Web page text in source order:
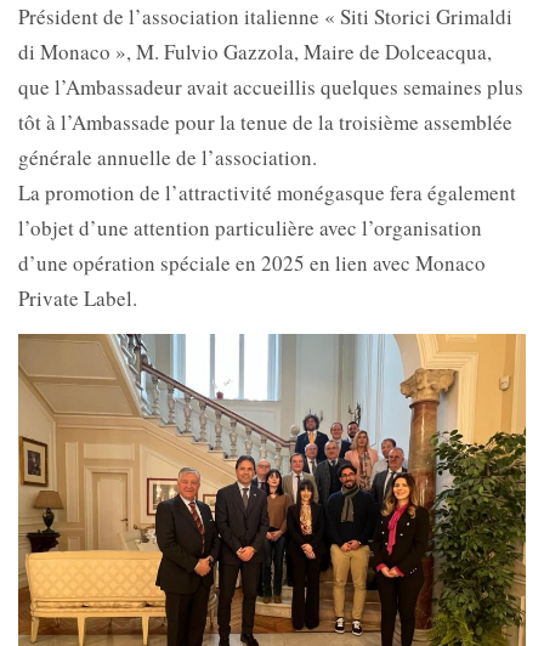
Président de l’association italienne « Siti Storici Grimaldi
di Monaco », M. Fulvio Gazzola, Maire de Dolceacqua,
que l’Ambassadeur avait accueillis quelques semaines plus
tôt à l’Ambassade pour la tenue de la troisième assemblée
générale annuelle de l’association.
La promotion de l’attractivité monégasque fera également
l’objet d’une attention particulière avec l’organisation
d’une opération spéciale en 2025 en lien avec Monaco
Private Label.